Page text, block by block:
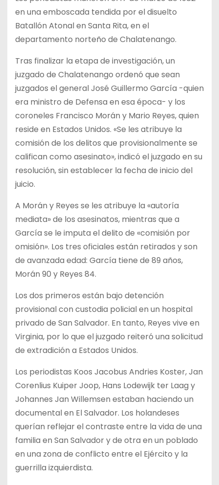
en una emboscada tendida por el disuelto
Batallón Atonal en Santa Rita, en el
departamento norteño de Chalatenango.
Tras finalizar la etapa de investigación, un
juzgado de Chalatenango ordenó que sean
juzgados el general José Guillermo García -quien
era ministro de Defensa en esa época- y los
coroneles Francisco Morán y Mario Reyes, quien
reside en Estados Unidos. «Se les atribuye la
comisión de los delitos que provisionalmente se
califican como asesinato», indicó el juzgado en su
resolución, sin establecer la fecha de inicio del
juicio.
A Morán y Reyes se les atribuye la «autoría
mediata» de los asesinatos, mientras que a
García se le imputa el delito de «comisión por
omisión». Los tres oficiales están retirados y son
de avanzada edad: García tiene de 89 años,
Morán 90 y Reyes 84.
Los dos primeros están bajo detención
provisional con custodia policial en un hospital
privado de San Salvador. En tanto, Reyes vive en
Virginia, por lo que el juzgado reiteró una solicitud
de extradición a Estados Unidos.
Los periodistas Koos Jacobus Andries Koster, Jan
Corenlius Kuiper Joop, Hans Lodewijk ter Laag y
Johannes Jan Willemsen estaban haciendo un
documental en El Salvador. Los holandeses
querían reflejar el contraste entre la vida de una
familia en San Salvador y de otra en un poblado
en una zona de conflicto entre el Ejército y la
guerrilla izquierdista.